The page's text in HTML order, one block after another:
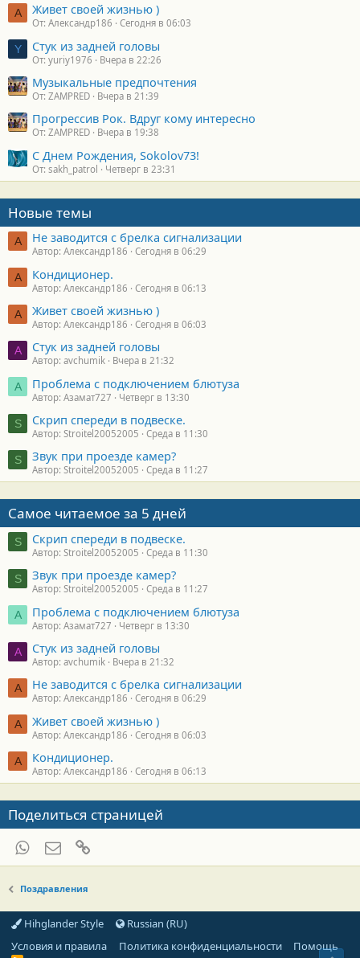
А Живет своей жизнью )
От: Александр186 Сегодня в 06:03
Y Стук из задней головы
От: yuriy1976 Вчера в 22:26
Музыкальные предпочтения
От: ZAMPRED Вчера в 21:39
Прогрессив Рок. Вдруг кому интересно
От: ZAMPRED Вчера в 19:38
С Днем Рождения, Sokolov73!
От: sakh_patrol Четверг в 23:31
Новые темы
А Не заводится с брелка сигнализации
Автор: Александр186 Сегодня в 06:29
А Кондиционер.
Автор: Александр186 Сегодня в 06:13
А Живет своей жизнью )
Автор: Александр186 Сегодня в 06:03
A Стук из задней головы
Автор: avchumik Вчера в 21:32
А Проблема с подключением блютуза
Автор: Азамат727 Четверг в 13:30
S Скрип спереди в подвеске.
Автор: Stroitel20052005 Среда в 11:30
S Звук при проезде камер?
Автор: Stroitel20052005 Среда в 11:27
Самое читаемое за 5 дней
S Скрип спереди в подвеске.
Автор: Stroitel20052005 Среда в 11:30
S Звук при проезде камер?
Автор: Stroitel20052005 Среда в 11:27
А Проблема с подключением блютуза
Автор: Азамат727 Четверг в 13:30
A Стук из задней головы
Автор: avchumik Вчера в 21:32
А Не заводится с брелка сигнализации
Автор: Александр186 Сегодня в 06:29
А Живет своей жизнью )
Автор: Александр186 Сегодня в 06:03
А Кондиционер.
Автор: Александр186 Сегодня в 06:13
Поделиться страницей
WhatsAppЭлектронная почта
Поздравления
Hihglander Style
Russian (RU)
Условия и правила
Политика конфиденциальности Помощь